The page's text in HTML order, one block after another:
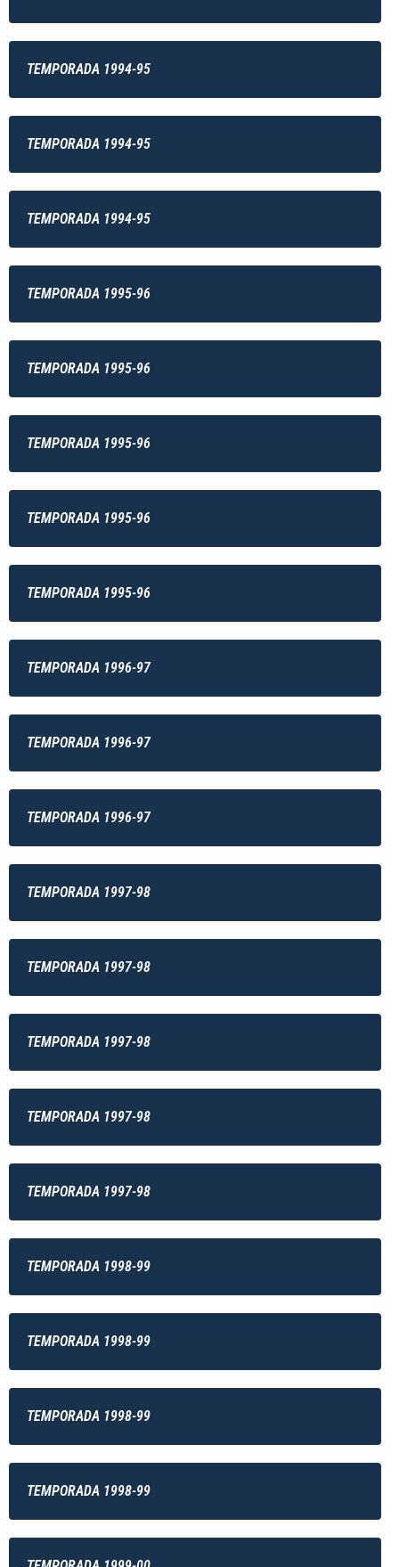
TEMPORADA 1994-95
TEMPORADA 1994-95
TEMPORADA 1994-95
TEMPORADA 1995-96
TEMPORADA 1995-96
TEMPORADA 1995-96
TEMPORADA 1995-96
TEMPORADA 1995-96
TEMPORADA 1996-97
TEMPORADA 1996-97
TEMPORADA 1996-97
TEMPORADA 1997-98
TEMPORADA 1997-98
TEMPORADA 1997-98
TEMPORADA 1997-98
TEMPORADA 1997-98
TEMPORADA 1998-99
TEMPORADA 1998-99
TEMPORADA 1998-99
TEMPORADA 1998-99